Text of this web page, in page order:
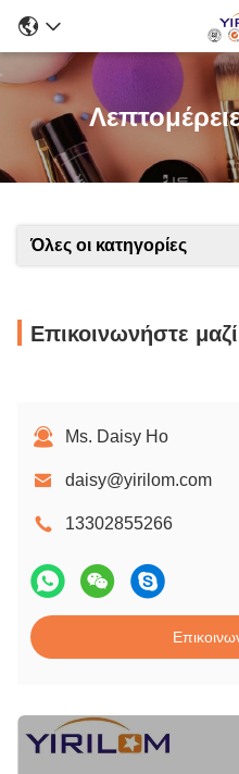
Όλες οι κατηγορίες
Επικοινωνήστε
Ms. Daisy Ho
daisy@yirilom.com
13302855266